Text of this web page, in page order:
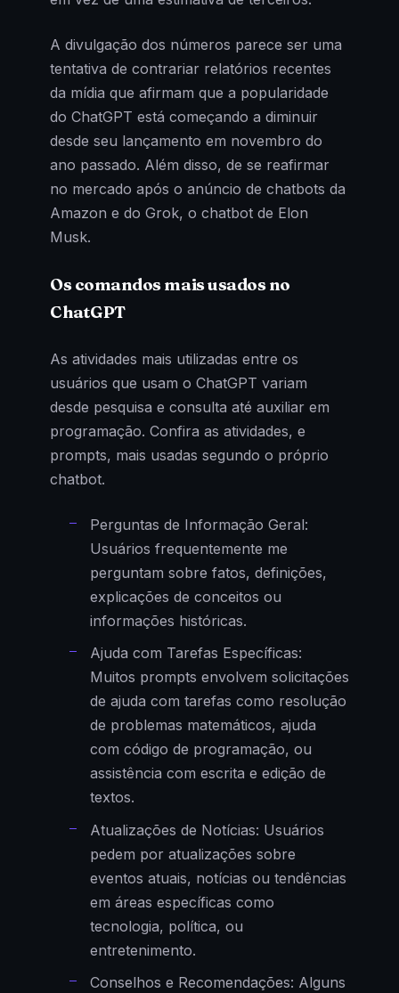
A divulgação dos números parece ser uma
tentativa de contrariar relatórios recentes
da mídia que afirmam que a popularidade
do ChatGPT está começando a diminuir
desde seu lançamento em novembro do
ano passado. Além disso, de se reafirmar
no mercado após o anúncio de chatbots da
Amazon e do Grok, o chatbot de Elon
Musk.
Os comandos mais usados no
ChatGPT
As atividades mais utilizadas entre os
usuários que usam o ChatGPT variam
desde pesquisa e consulta até auxiliar em
programação. Confira as atividades, e
prompts, mais usadas segundo o próprio
chatbot.
Perguntas de Informação Geral:
Usuários frequentemente me
perguntam sobre fatos, definições,
explicações de conceitos ou
informações históricas.
Ajuda com Tarefas Específicas:
Muitos prompts envolvem solicitações
de ajuda com tarefas como resolução
de problemas matemáticos, ajuda
com código de programação, ou
assistência com escrita e edição de
textos.
Atualizações de Notícias: Usuários
pedem por atualizações sobre
eventos atuais, notícias ou tendências
em áreas específicas como
tecnologia, política, ou
entretenimento.
Conselhos e Recomendações: Alguns